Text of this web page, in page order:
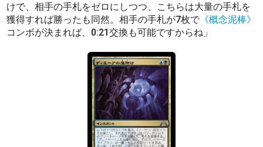
けで、相手の手札をゼロにしつつ、こちらは大量の手札を
獲得すれば勝ったも同然。相手の手札が7枚で 《概念泥棒》
コンボが決まれば、0:21交換も可能ですからね」